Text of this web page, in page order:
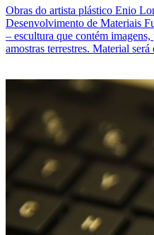
Obras do artista plástico Enio
Desenvolvimento de Materiais
– escultura que contém
amostras terrestres. Material